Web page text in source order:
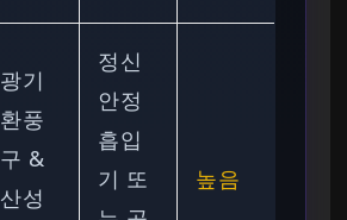
광기
환풍
구 &
산성
정신
안정
흡입
기 또
높음